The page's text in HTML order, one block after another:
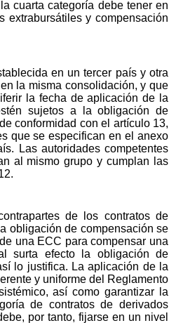
cuarta categoría debe tener en
extrabursátiles y compensación
en un tercer país y otra
la misma consolidación, y que
la fecha de aplicación de la
sujetos a la obligación de
conformidad con el artículo 13,
que se especifican en el anexo
Las autoridades competentes
al mismo grupo y cumplan las
de los contratos de
obligación de compensación se
una ECC para compensar una
surta efecto la obligación de
lo justifica. La aplicación de la
y uniforme del Reglamento
así como garantizar la
de contratos de derivados
por tanto, fijarse en un nivel